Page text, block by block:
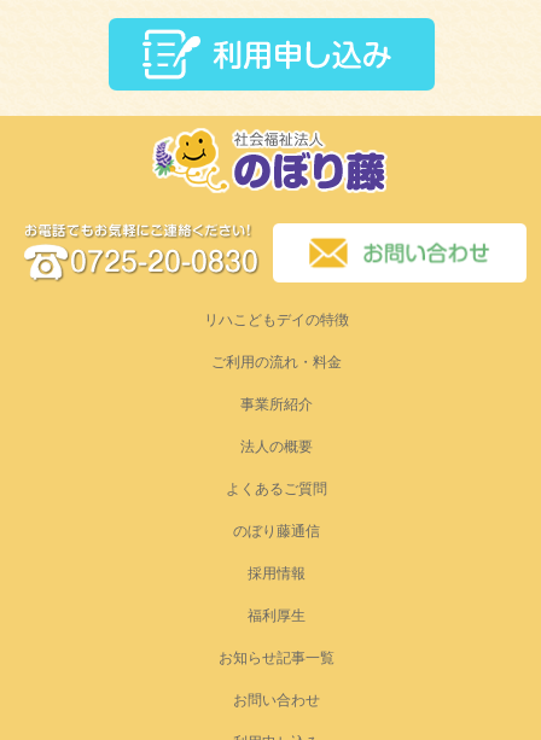
リハこどもデイの特徴
ご利用の流れ・料金
事業所紹介
法人の概要
よくあるご質問
のぼり藤通信
採用情報
福利厚生
お知らせ記事一覧
お問い合わせ